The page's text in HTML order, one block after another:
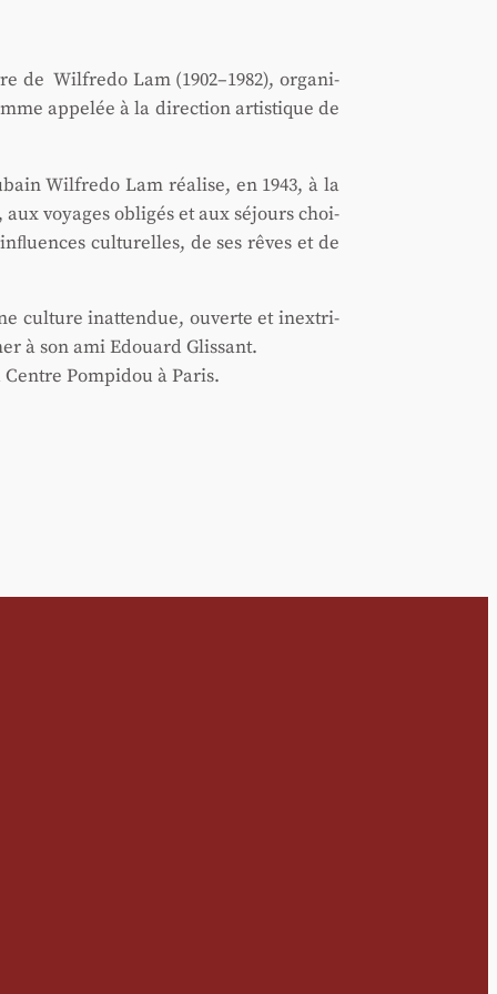
de Wil­fre­do Lam (1902–1982), orga­ni­
appe­lée à la direc­tion artis­tique de
Wil­fre­do Lam réa­lise, en 1943, à la
voyages obli­gés et aux séjours choi­
cultu­relles, de ses rêves et de
culture inat­ten­due, ouverte et inex­tri­
à son ami Edouard Glis­sant.
Pom­pi­dou à Paris.